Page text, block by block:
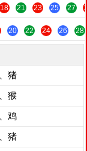
18 21 23 25 27
20 22 24 26 28
猪
猴
鸡
猪